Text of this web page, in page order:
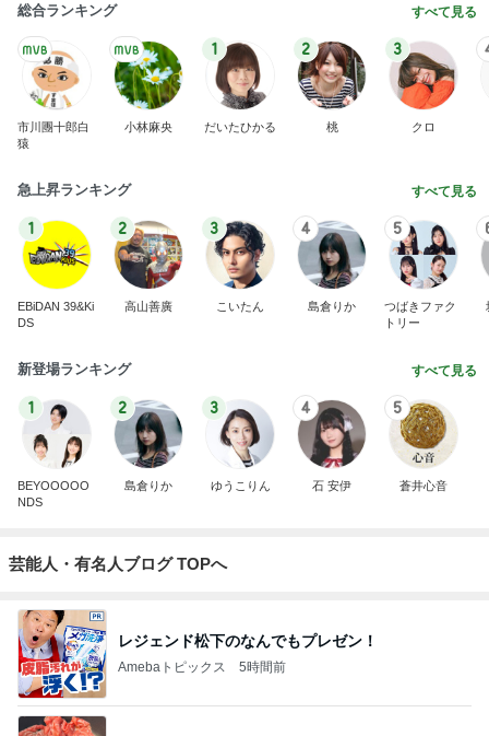
総合ランキング すべて見る
市川團十郎白
猿
小林麻央
1
だいたひかる
2
桃
3
クロ
急上昇ランキング すべて見る
1
EBiDAN 39&Ki
DS
2
高山善廣
3
こいたん
4
島倉りか
5
つばきファク
トリー
新登場ランキング すべて見る
1
BEYOOOOO
NDS
2
島倉りか
3
ゆうこりん
4
石 安伊
5
蒼井心音
芸能人・有名人ブログ TOPへ
レジェンド松下のなんでもプレゼン！
Amebaトピックス 5時間前